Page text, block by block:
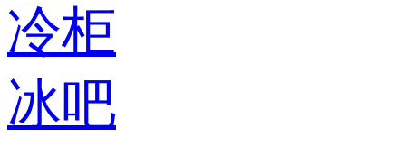
冷柜
冰吧